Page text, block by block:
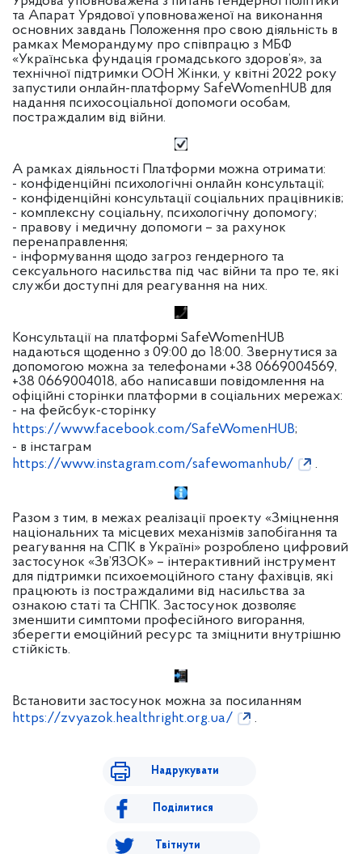
та Апарат Урядової уповноваженої на виконання
основних завдань Положення про свою діяльність в
рамках Меморандуму про співпрацю з МБФ
«Українська фундація громадського здоров’я», за
технічної підтримки ООН Жінки, у квітні 2022 року
запустили онлайн-платформу SafeWomenHUB для
надання психосоціальної допомоги особам,
постраждалим від війни.
А рамках діяльності Платформи можна отримати:
- конфіденційні психологічні онлайн консультації;
- конфіденційні консультації соціальних працівників;
- комплексну соціальну, психологічну допомогу;
- правову і медичну допомоги – за рахунок
перенаправлення;
- інформування щодо загроз гендерного та
сексуального насильства під час війни та про те, які
служби доступні для реагування на них.
Консультації на платформі SafeWomenHUB
надаються щоденно з 09:00 до 18:00. Звернутися за
допомогою можна за телефонами +38 0669004569,
+38 0669004018, або написавши повідомлення на
офіційні сторінки платформи в соціальних мережах:
- на фейсбук-сторінку
https://www.facebook.com/SafeWomenHUB;
- в інстаграм
https://www.instagram.com/safewomanhub/
.
Разом з тим, в межах реалізації проекту «Зміцнення
національних та місцевих механізмів запобігання та
реагування на СПК в Україні» розроблено цифровий
застосунок «Зв’ЯЗОК» – інтерактивний інструмент
для підтримки психоемоційного стану фахівців, які
працюють із постраждалими від насильства за
ознакою статі та СНПК. Застосунок дозволяє
зменшити симптоми професійного вигорання,
зберегти емоційний ресурс та зміцнити внутрішню
стійкість.
Встановити застосунок можна за посиланням
https://zvyazok.healthright.org.ua/
.
Надрукувати
Поділитися
Твітнути